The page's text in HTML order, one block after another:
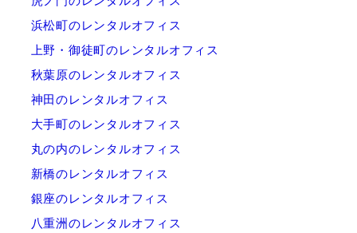
浜松町のレンタルオフィス
上野・御徒町のレンタルオフィス
秋葉原のレンタルオフィス
神田のレンタルオフィス
大手町のレンタルオフィス
丸の内のレンタルオフィス
新橋のレンタルオフィス
銀座のレンタルオフィス
八重洲のレンタルオフィス